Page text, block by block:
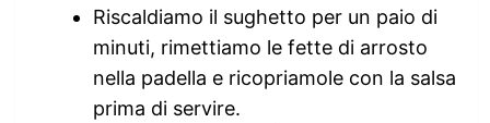
Riscaldiamo il sughetto per un paio di
minuti, rimettiamo le fette di arrosto
nella padella e ricopriamole con la salsa
prima di servire.